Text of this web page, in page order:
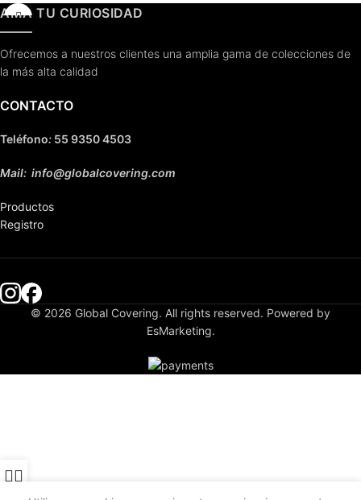
AMA TU CURIOSIDAD
Ofrecemos a nuestros clientes una amplia gama de colecciones de
la más alta calidad
CONTACTO
Teléfono: 55 9350 4503
Mail: info@globalcovering.com
Productos
Registro
© 2026 Global Covering. All rights reserved. Powered by
EsMarketing.